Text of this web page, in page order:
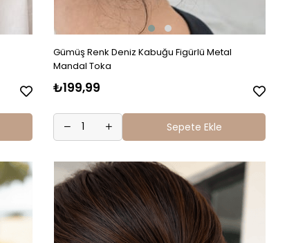
Gümüş Renk Deniz Kabuğu Figürlü Metal
Mandal Toka
₺199,99
Sepete Ekle